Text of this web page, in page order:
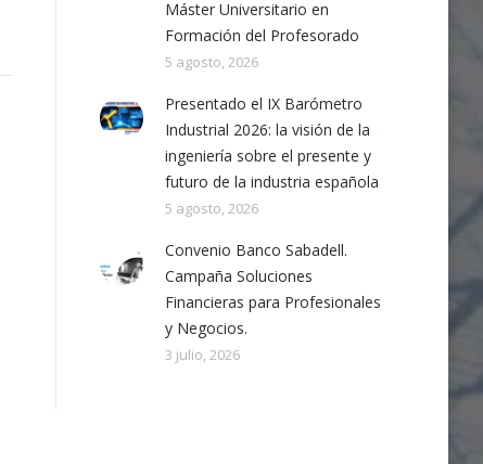
Máster Universitario en
Formación del Profesorado
5 agosto, 2026
Presentado el IX Barómetro
Industrial 2026: la visión de la
ingeniería sobre el presente y
futuro de la industria española
5 agosto, 2026
Convenio Banco Sabadell.
Campaña Soluciones
Financieras para Profesionales
y Negocios.
3 julio, 2026